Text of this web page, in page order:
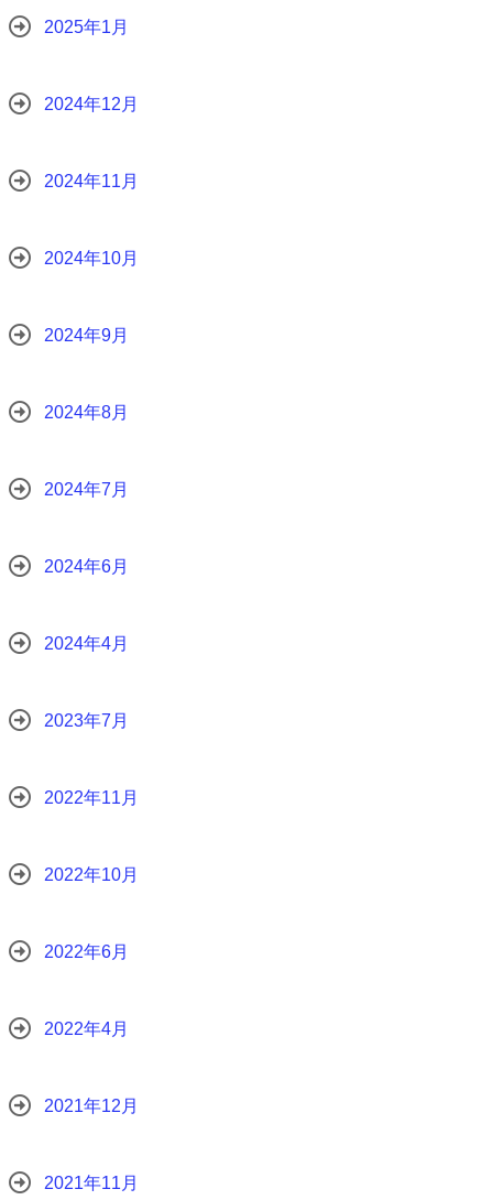
2025年1月
2024年12月
2024年11月
2024年10月
2024年9月
2024年8月
2024年7月
2024年6月
2024年4月
2023年7月
2022年11月
2022年10月
2022年6月
2022年4月
2021年12月
2021年11月